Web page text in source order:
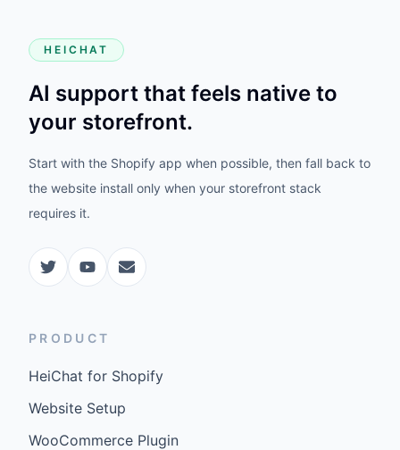
HEICHAT
AI support that feels native to
your storefront.
Start with the Shopify app when possible, then fall back to
the website install only when your storefront stack
requires it.
PRODUCT
HeiChat for Shopify
Website Setup
WooCommerce Plugin